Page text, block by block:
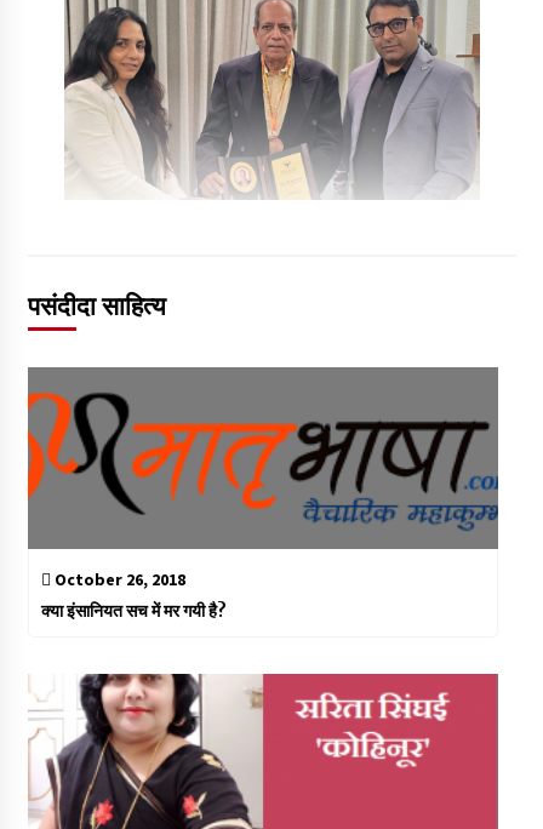
पसंदीदा साहित्य
October 26, 2018
क्या इंसानियत सच में मर गयी है?